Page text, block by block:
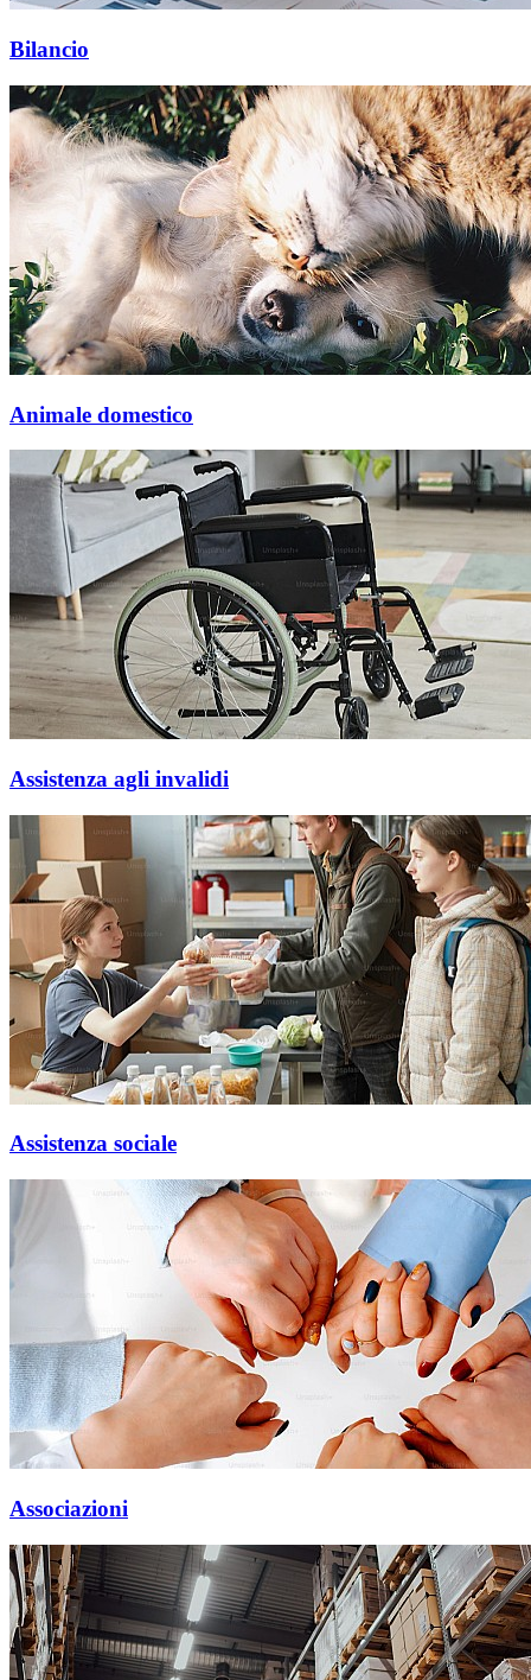
Bilancio
Animale domestico
Assistenza agli invalidi
Assistenza sociale
Associazioni